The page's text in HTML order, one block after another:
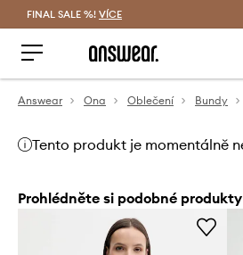
FINAL SALE %! VÍCE
Answear Ona Oblečení Bundy
Tento produkt je momentálně
Prohlédněte si podobné produkty